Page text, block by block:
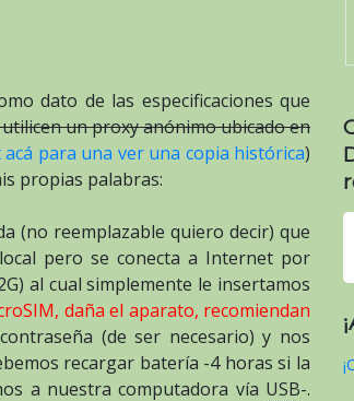
dato de las especificaciones que
un proxy anónimo ubicado en
acá para una ver una copia histórica)
propias palabras:
(no reemplazable quiero decir) que
pero se conecta a Internet por
al cual simplemente le insertamos
daña el aparato, recomiendan
(de ser necesario) y nos
recargar batería -4 horas si la
a nuestra computadora vía USB-.